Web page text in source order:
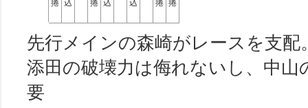
捲 込
捲 込
込
捲 捲
先行メインの森崎がレースを支
添田の破壊力は侮れないし、中山
要